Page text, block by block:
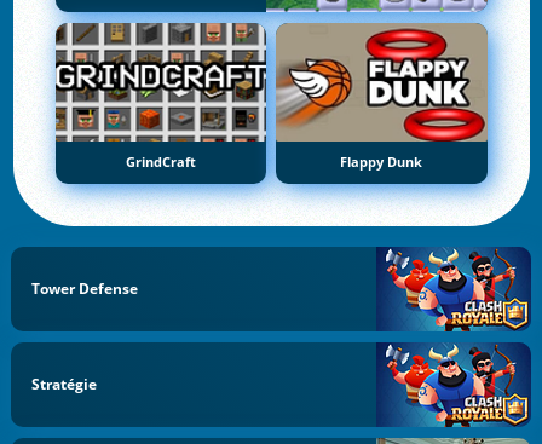
GrindCraft Flappy Dunk
Tower Defense
Stratégie